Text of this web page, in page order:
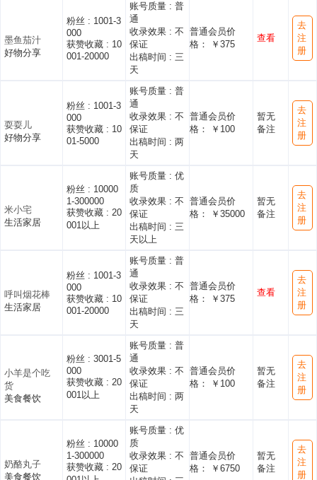
墨鱼茄汁
好物分享
粉丝 : 1001-3
000
获赞收藏 : 10
001-20000
账号质量 : 普
通
收录效果 : 不
保证
出稿时间 : 三
天
普通会员价
格： ￥375
查看
去
注
册
耍耍儿
好物分享
粉丝 : 1001-3
000
获赞收藏 : 10
01-5000
账号质量 : 普
通
收录效果 : 不
保证
出稿时间 : 两
天
普通会员价
格： ￥100
暂无
备注
去
注
册
米小宅
生活家居
粉丝 : 10000
1-300000
获赞收藏 : 20
001以上
账号质量 : 优
质
收录效果 : 不
保证
出稿时间 : 三
天以上
普通会员价
格： ￥35000
暂无
备注
去
注
册
呼叫烟花棒
生活家居
粉丝 : 1001-3
000
获赞收藏 : 10
001-20000
账号质量 : 普
通
收录效果 : 不
保证
出稿时间 : 三
天
普通会员价
格： ￥375
查看
去
注
册
小羊是个吃
货
美食餐饮
粉丝 : 3001-5
000
获赞收藏 : 20
001以上
账号质量 : 普
通
收录效果 : 不
保证
出稿时间 : 两
天
普通会员价
格： ￥100
暂无
备注
去
注
册
奶酪丸子
美食餐饮
粉丝 : 10000
1-300000
获赞收藏 : 20
账号质量 : 优
质
收录效果 : 不
保证
普通会员价
格： ￥6750
暂无
备注
去
注
册